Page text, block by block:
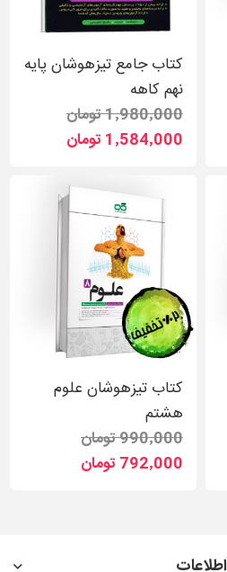
کتاب جامع تیزهوشان پایه
نهم کاهه
1٬980٬000 تومان
1٬584٬000 تومان
کتاب تیزهوشان علوم
هشتم
990٬000 تومان
792٬000 تومان
اطلاعات